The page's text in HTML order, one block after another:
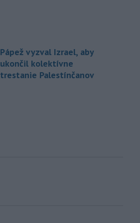
Pápež vyzval Izrael, aby
ukončil kolektívne
trestanie Palestínčanov